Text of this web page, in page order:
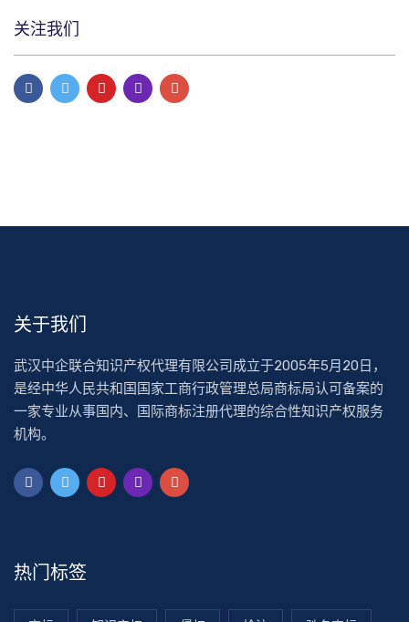
关注我们
关于我们
武汉中企联合知识产权代理有限公司成立于2005年5月20日，
是经中华人民共和国国家工商行政管理总局商标局认可备案的
一家专业从事国内、国际商标注册代理的综合性知识产权服务
机构。
热门标签